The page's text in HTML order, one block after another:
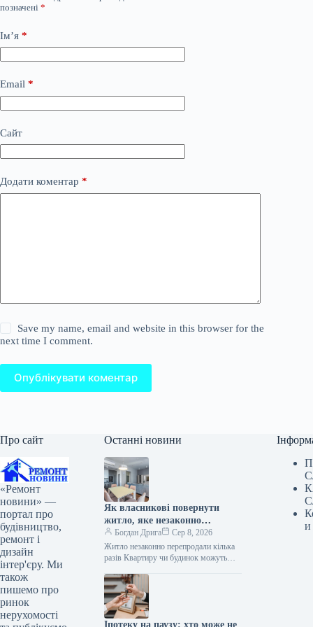
позначені *
Ім’я *
Email *
Сайт
Додати коментар *
Save my name, email and website in this browser for the
next time I comment.
Опублікувати коментар
Про сайт
«Ремонт
новини» —
портал про
будівництво,
ремонт і
дизайн
інтер'єру. Ми
також
пишемо про
ринок
нерухомості
Останні новини
Як власникові повернути
житло, яке незаконно
перепродали кілька разів
Богдан Дрига
Сер 8, 2026
Житло незаконно перепродали кілька
разів Квартиру чи будинок можуть
угоди. Повернути таке майно реально,
але все…
Іпотеку на паузу: хто може не
и